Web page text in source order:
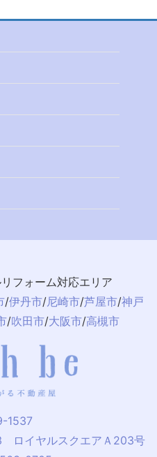
フォーム対応エリア
/伊丹市/尼崎市/芦屋市/神戸
/吹田市/大阪市/高槻市
1537
ロイヤルスクエアＡ203号